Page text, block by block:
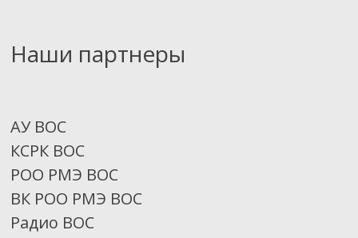
Наши партнеры
АУ ВОС
КСРК ВОС
РОО РМЭ ВОС
ВК РОО РМЭ ВОС
Радио ВОС